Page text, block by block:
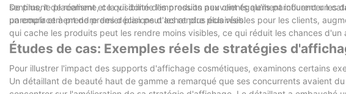
sentiment de réalisme, ce qui donne l'impression aux clients qu'ils parcourent un
parcourir et à prendre des décisions d'achat plus éclairées.
De plus, le placement et la visibilité des produits peuvent également influencer
un emplacement de premier plan peut les rendre plus visibles pour les clients,
qui cache les produits peut les rendre moins visibles, ce qui réduit les chances d'un
Études de cas: Exemples réels de stratégies
Pour illustrer l'impact des supports d'affichage cosmétiques, examinons certains
Un détaillant de beauté haut de gamme a remarqué que ses concurrents avaient